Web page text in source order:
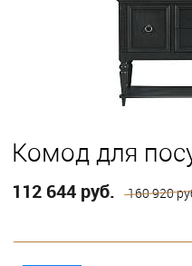
Комод для
112 644 руб. 160 920